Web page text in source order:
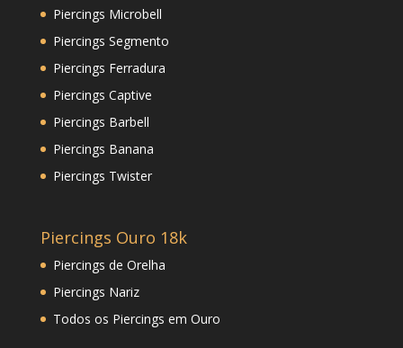
Piercings Microbell
Piercings Segmento
Piercings Ferradura
Piercings Captive
Piercings Barbell
Piercings Banana
Piercings Twister
Piercings Ouro 18k
Piercings de Orelha
Piercings Nariz
Todos os Piercings em Ouro